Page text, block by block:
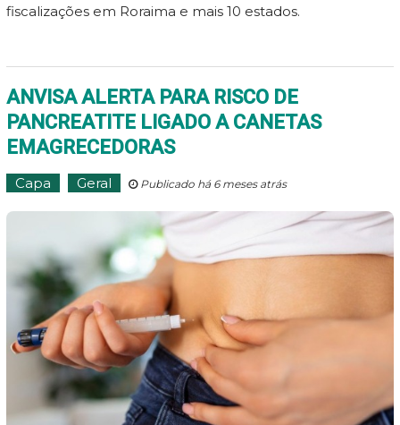
fiscalizações em Roraima e mais 10 estados.
ANVISA ALERTA PARA RISCO DE
PANCREATITE LIGADO A CANETAS
EMAGRECEDORAS
Capa Geral Publicado há 6 meses atrás